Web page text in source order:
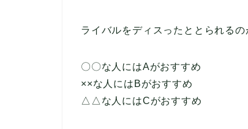
ライバルをディスったととられるの
〇〇な人にはAがおすすめ
××な人にはBがおすすめ
△△な人にはCがおすすめ